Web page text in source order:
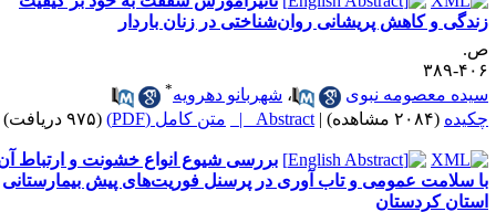
و کاهش پریشانی روان‌شناختی در زنان باردار
۳۸۹
معصومه نبوی
،شهربانو دهرویه
(۲۰۸۴ مشاهده) |
Abstract | متن کامل (PDF) (۹۷۵ دریافت)
بررسی شیوع انواع خشونت و ارتباط آن
سلامت عمومی و تاب آوری در پرسنل فوریت‌های پیش بیمارستانی
کردستان